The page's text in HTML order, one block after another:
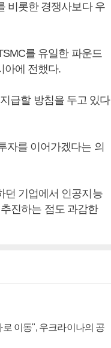
비롯한 경쟁사보다 우
를 유일한 파운드
아에 전했다.
급할 방침을 두고 있다
자를 이어가겠다는 의
던 기업에서 인공지능
진하는 점도 과감한
이동", 우크라이나의 공